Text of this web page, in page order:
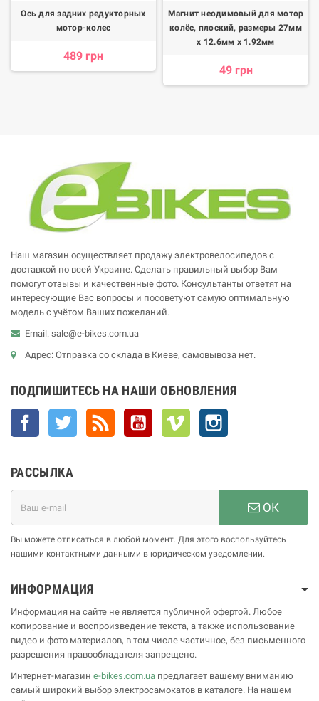
Ось для задних редукторных
мотор-колес
489 грн
Магнит неодимовый для мотор
колёс, плоский, размеры 27мм
х 12.6мм х 1.92мм
49 грн
Наш магазин осуществляет продажу электровелосипедов с
доставкой по всей Украине. Сделать правильный выбор Вам
помогут отзывы и качественные фото. Консультанты ответят на
интересующие Вас вопросы и посоветуют самую оптимальную
модель с учётом Ваших пожеланий.
Email: sale@e-bikes.com.ua
Адрес: Отправка со склада в Киеве, самовывоза нет.
ПОДПИШИТЕСЬ НА НАШИ ОБНОВЛЕНИЯ
Facebook Twitter YouTube Vimeo
РАССЫЛКА
ОК
Вы можете отписаться в любой момент. Для этого воспользуйтесь
нашими контактными данными в юридическом уведомлении.
ИНФОРМАЦИЯ
Информация на сайте не является публичной офертой. Любое
копирование и воспроизведение текста, а также использование
видео и фото материалов, в том числе частичное, без письменного
разрешения правообладателя запрещено.
Интернет-магазин e-bikes.com.ua предлагает вашему вниманию
самый широкий выбор электросамокатов в каталоге. На нашем